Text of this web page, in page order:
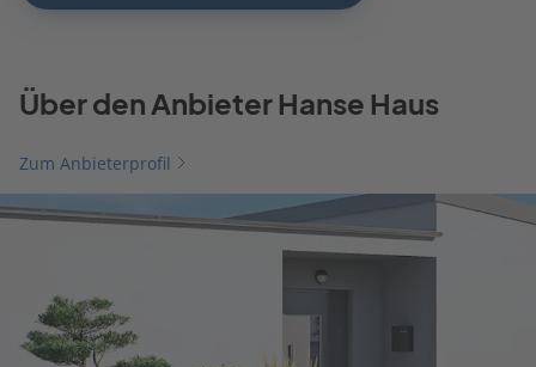
Über den Anbieter Hanse Haus
Zum Anbieterprofil